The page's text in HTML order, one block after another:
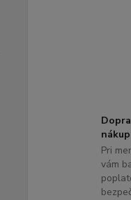
Pri
vám